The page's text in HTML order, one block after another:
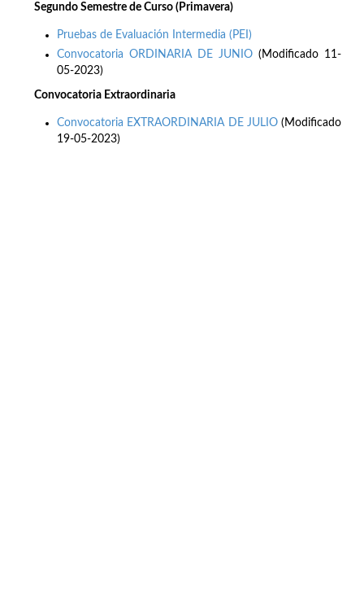
Segundo Semestre de Curso (Primavera)
Pruebas de Evaluación Intermedia (PEI)
Convocatoria ORDINARIA DE JUNIO (Modificado 11-
05-2023)
Convocatoria Extraordinaria
Convocatoria EXTRAORDINARIA DE JULIO(Modificado
19-05-2023)